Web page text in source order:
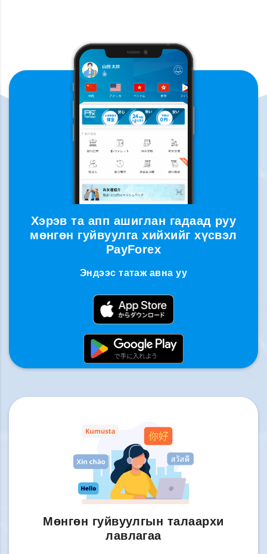
Хэрэв та апп ашиглан гадаад руу
мөнгөн гуйвуулга хийхийг хүсвэл
PayForex
Эндээс татаж авна уу
Мөнгөн гуйвуулгын талаархи
лавлагаа